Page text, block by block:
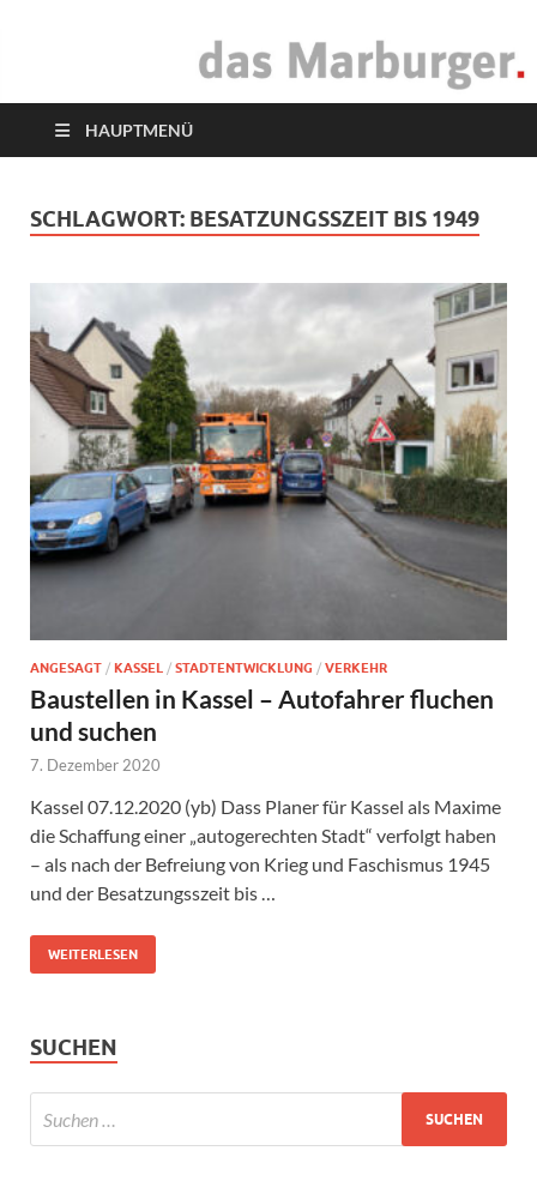
das Marburger.
HAUPTMENÜ
SCHLAGWORT: BESATZUNGSSZEIT BIS 1949
ANGESAGT / KASSEL / STADTENTWICKLUNG / VERKEHR
Baustellen in Kassel – Autofahrer fluchen
und suchen
7. Dezember 2020
Kassel 07.12.2020 (yb) Dass Planer für Kassel als Maxime
die Schaffung einer „autogerechten Stadt“ verfolgt haben
– als nach der Befreiung von Krieg und Faschismus 1945
und der Besatzungsszeit bis …
WEITERLESEN
SUCHEN